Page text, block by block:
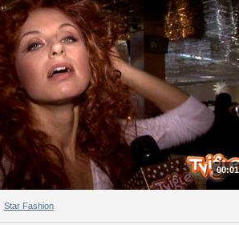
Star Fashion